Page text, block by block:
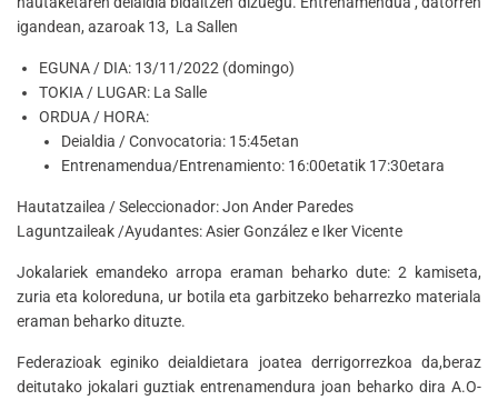
igandean, azaroak 13, La Sallen
EGUNA / DIA: 13/11/2022 (domingo)
TOKIA / LUGAR: La Salle
ORDUA / HORA:
Deialdia / Convocatoria: 15:45etan
Entrenamendua/Entrenamiento: 16:00etatik 17:30etara
Hautatzailea / Seleccionador: Jon Ander Paredes
Laguntzaileak /Ayudantes: Asier González e Iker Vicente
Jokalariek emandeko arropa eraman beharko dute: 2 kamiseta,
zuria eta koloreduna, ur botila eta garbitzeko beharrezko materiala
eraman beharko dituzte.
Federazioak eginiko deialdietara joatea derrigorrezkoa da,beraz
deitutako jokalari guztiak entrenamendura joan beharko dira A.O-